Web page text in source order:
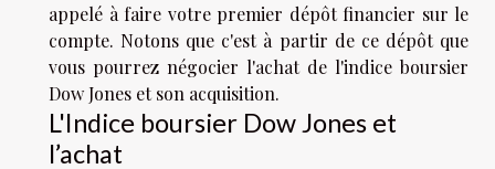
appelé à faire votre premier dépôt financier sur le
compte. Notons que c'est à partir de ce dépôt que
vous pourrez négocier l'achat de l'indice boursier
Dow Jones et son acquisition.
L'Indice boursier Dow Jones et
l’achat